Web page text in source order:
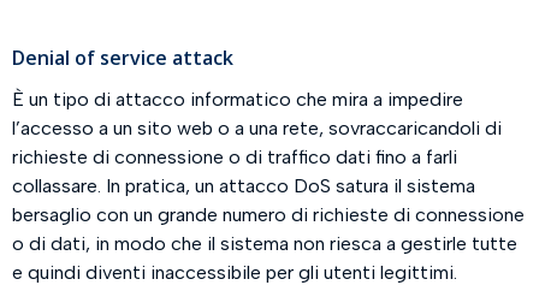
Denial of service attack
È un tipo di attacco informatico che mira a impedire
l’accesso a un sito web o a una rete, sovraccaricandoli di
richieste di connessione o di traffico dati fino a farli
collassare. In pratica, un attacco DoS satura il sistema
bersaglio con un grande numero di richieste di connessione
o di dati, in modo che il sistema non riesca a gestirle tutte
e quindi diventi inaccessibile per gli utenti legittimi.